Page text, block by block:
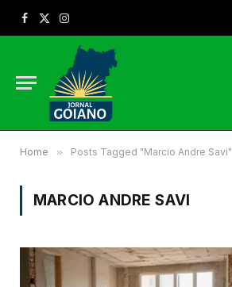
Facebook
X
Instagram
Home » Posts Tagged "Marcio Andre Savi"
MARCIO ANDRE SAVI